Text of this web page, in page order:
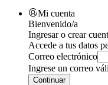
Mi cuenta
Bienvenido/a
Ingresar o crear
Accede a tus datos
Correo electrónico
Ingrese un correo
Continuar